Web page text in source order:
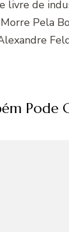
livre de
Pela
Pode